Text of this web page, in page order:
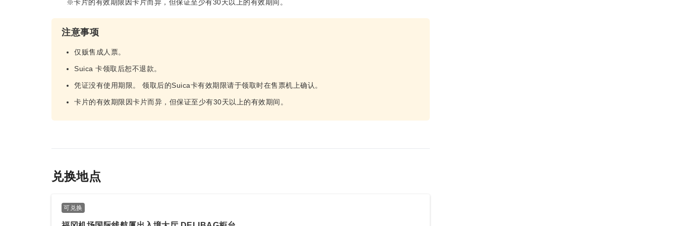
※卡片的有效期限因卡片而异，但保证至少有30天以上的有效期间。
注意事项
仅贩售成人票。
Suica 卡领取后恕不退款。
凭证没有使用期限。 领取后的Suica卡有效期限请于领取时在售票机上确认。
卡片的有效期限因卡片而异，但保证至少有30天以上的有效期间。
兑换地点
可兑换